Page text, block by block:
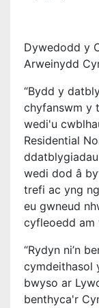
Dywedodd y
Arweinydd
“Bydd y
chyfanswm y
wedi'u
Residential
wedi dod â
trefi ac yng
eu gwneud
cyfleoedd am
“Rydyn ni’n
cymdeithasol
bwyso ar
benthyca'r